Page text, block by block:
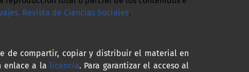
Revista de Ciencias Sociales.
de compartir, copiar y distribuir el material en
enlace a la licencia. Para garantizar el acceso al